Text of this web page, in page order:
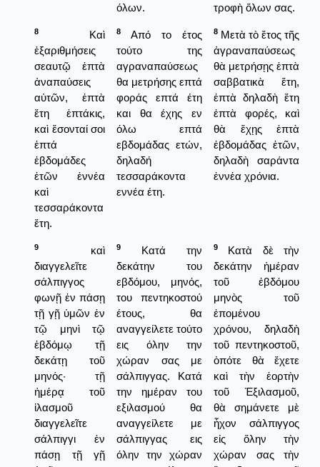
όλων.
τροφὴ ὅλων σας.
8
Καὶ
ἐξαριθμήσεις
σεαυτῷ ἑπτὰ
ἀναπαύσεις
αὐτῶν, ἑπτὰ
ἔτη ἑπτάκις,
καὶ ἔσονταί σοι
ἑπτά
ἑβδομάδες
ἐτῶν ἐννέα
καὶ
τεσσαράκοντα
ἔτη.
8
Από το έτος
τούτο της
αγραναπαύσεως
θα μετρήσης επτά
φοράς επτά έτη
και θα έχης εν
όλω επτά
εβδομάδας ετών,
δηλαδή
τεσσαράκοντα
εννέα έτη.
8 Μετὰ τὸ ἔτος τῆς
ἀγραναπαύσεως
θὰ μετρήσῃς ἑπτὰ
σαββατικὰ ἔτη,
ἑπτὰ δηλαδὴ ἔτη
ἑπτὰ φορές, καὶ
θὰ ἔχῃς ἑπτὰ
ἑβδομάδας ἐτῶν,
δηλαδὴ σαράντα
ἐννέα χρόνια.
9
καὶ
διαγγελεῖτε
σάλπιγγος
φωνῇ ἐν πάσῃ
τῇ γῇ ὑμῶν ἐν
τῷ μηνὶ τῷ
ἑβδόμῳ τῇ
δεκάτῃ τοῦ
μηνός· τῇ
ἡμέρᾳ τοῦ
ἱλασμοῦ
διαγγελεῖτε
σάλπιγγι ἐν
πάσῃ τῇ γῇ
9
Κατά την
δεκάτην του
εβδόμου, μηνός,
του πεντηκοστού
έτους, θα
αναγγείλετε τούτο
εις όλην την
χώραν σας με
σάλπιγγας. Κατά
την ημέραν του
εξιλασμού θα
αναγγείλετε με
σάλπιγγας εις
όλην την χώραν
9
Κατὰ δὲ τὴν
δεκάτην ἡμέραν
τοῦ ἑβδόμου
μηνὸς τοῦ
ἑπομένου
χρόνου, δηλαδὴ
τοῦ πεντηκοστοῦ,
ὁπότε θὰ ἔχετε
καὶ τὴν ἑορτὴν
τοῦ Ἐξιλασμοῦ,
θὰ σημάνετε μὲ
ἦχον σάλπιγγος
εἰς ὅλην τὴν
χώραν σας τὴν